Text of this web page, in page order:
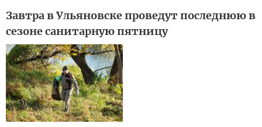
Завтра в Ульяновске проведут последнюю в
сезоне санитарную пятницу